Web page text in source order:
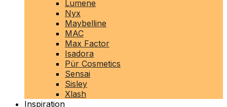
Lumene
Nyx
Maybelline
MAC
Max Factor
Isadora
Pür Cosmetics
Sensai
Sisley
Xlash
Inspiration